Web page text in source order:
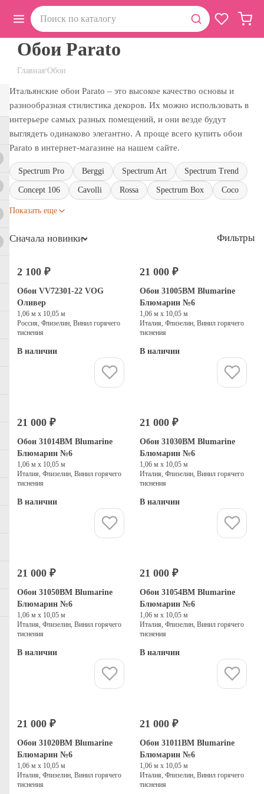
Главная›Обои
Обои Parato
Итальянские обои Parato – это высокое качество основы и
разнообразная стилистика декоров. Их можно использовать в
интерьере самых разных помещений, и они везде будут
выглядеть одинаково элегантно. А проще всего купить обои
Parato в интернет-магазине на нашем сайте.
Spectrum Pro Berggi Spectrum Art Spectrum Trend
Concept 106 Cavolli Rossa Spectrum Box Coco
Показать еще
Сначала новинки Фильтры
Выбор дизайнеров
2 100 ₽
Обои VV72301-22 VOG
Оливер
1,06 м х 10,05 м
Россия, Флизелин, Винил горячего
тиснения
В наличии
21 000 ₽
Обои 31005BM Blumarine
Блюмарин №6
1,06 м х 10,05 м
Италия, Флизелин, Винил горячего
тиснения
В наличии
21 000 ₽
Обои 31014BM Blumarine
Блюмарин №6
1,06 м х 10,05 м
Италия, Флизелин, Винил горячего
тиснения
В наличии
21 000 ₽
Обои 31030BM Blumarine
Блюмарин №6
1,06 м х 10,05 м
Италия, Флизелин, Винил горячего
тиснения
В наличии
21 000 ₽
Обои 31050BM Blumarine
Блюмарин №6
1,06 м х 10,05 м
Италия, Флизелин, Винил горячего
тиснения
В наличии
21 000 ₽
Обои 31054BM Blumarine
Блюмарин №6
1,06 м х 10,05 м
Италия, Флизелин, Винил горячего
тиснения
В наличии
21 000 ₽
Обои 31020BM Blumarine
Блюмарин №6
1,06 м х 10,05 м
Италия, Флизелин, Винил горячего
тиснения
21 000 ₽
Обои 31011BM Blumarine
Блюмарин №6
1,06 м х 10,05 м
Италия, Флизелин, Винил горячего
тиснения